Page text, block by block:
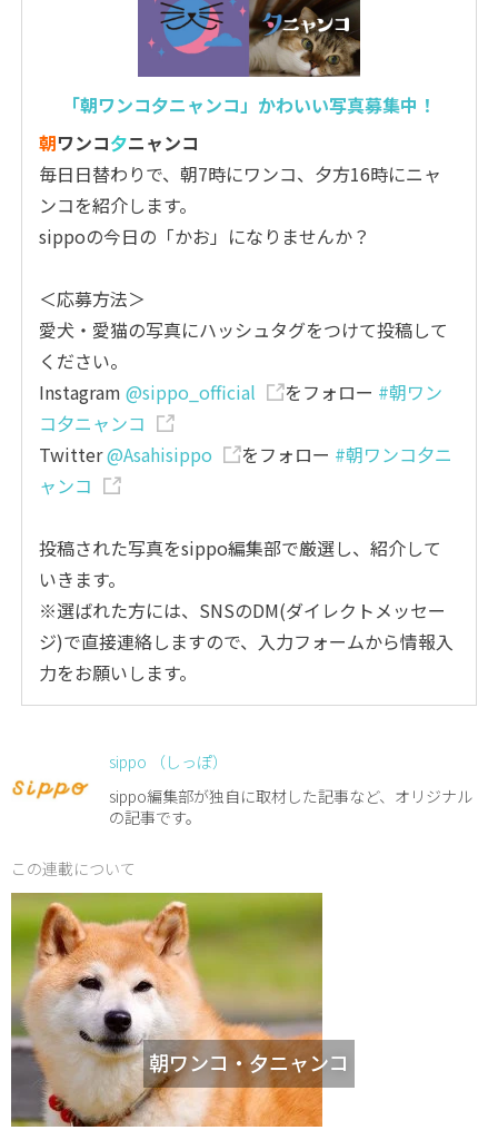
「朝ワンコ夕ニャンコ」かわいい写真募集中！
朝ワンコ夕ニャンコ
毎日日替わりで、朝7時にワンコ、夕方16時にニャ
ンコを紹介します。
sippoの今日の「かお」になりませんか？
＜応募方法＞
愛犬・愛猫の写真にハッシュタグをつけて投稿して
ください。
Instagram@sippo_official をフォロー #朝ワン
コ夕ニャンコ
Twitter@Asahisippo をフォロー #朝ワンコ夕ニ
ャンコ
投稿された写真をsippo編集部で厳選し、紹介して
いきます。
※選ばれた方には、SNSのDM(ダイレクトメッセー
ジ)で直接連絡しますので、入力フォームから情報入
力をお願いします。
sippo （しっぽ）
sippo編集部が独自に取材した記事など、オリジナル
の記事です。
この連載について
朝ワンコ・夕ニャンコ